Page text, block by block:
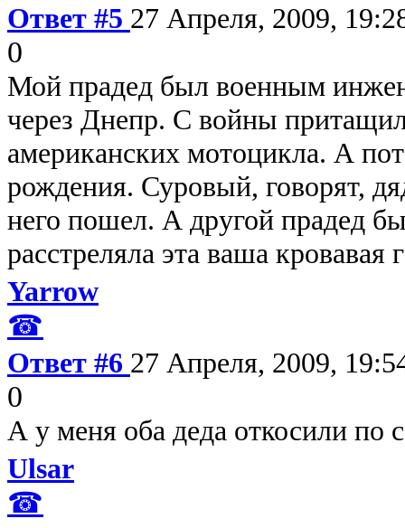
Ответ #5 27 Апреля, 2009,
0
Мой прадед был военным
через Днепр. С войны
американских мотоцикла. А
рождения. Суровый, говорят,
него пошел. А другой прадед
расстреляла эта ваша
Yarrow
☎
Ответ #6 27 Апреля, 2009,
0
А у меня оба деда откосили по
Ulsar
☎